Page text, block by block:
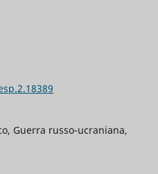
Guerra russo-ucraniana,